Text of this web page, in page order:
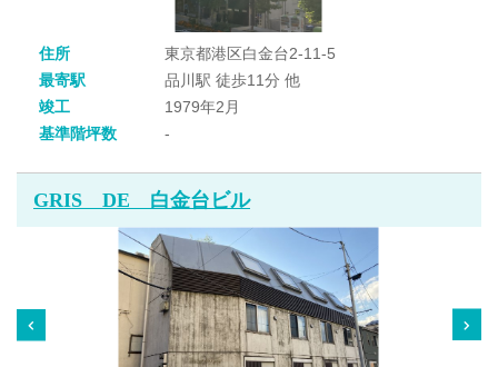
住所
東京都港区白金台2-11-5
最寄駅
品川駅 徒歩11分 他
竣工
1979年2月
基準階坪数
-
GRIS DE 白金台ビル